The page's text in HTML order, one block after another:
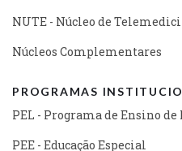
NUTE - Núcleo de
Núcleos Complementares
PROGRAMAS
PEL - Programa de Ensino de
PEE - Educação Especial